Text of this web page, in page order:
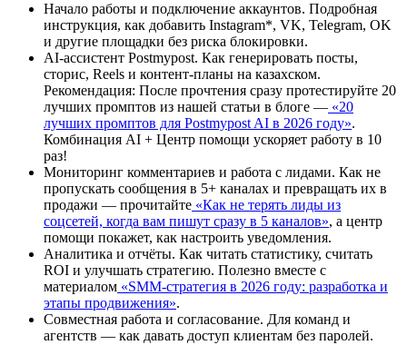
Начало работы и подключение аккаунтов. Подробная
инструкция, как добавить Instagram*, VK, Telegram, OK
и другие площадки без риска блокировки.
AI-ассистент Postmypost. Как генерировать посты,
сторис, Reels и контент-планы на казахском.
Рекомендация: После прочтения сразу протестируйте 20
лучших промптов из нашей статьи в блоге — «20
лучших промптов для Postmypost AI в 2026 году».
Комбинация AI + Центр помощи ускоряет работу в 10
раз!
Мониторинг комментариев и работа с лидами. Как не
пропускать сообщения в 5+ каналах и превращать их в
продажи — прочитайте «Как не терять лиды из
соцсетей, когда вам пишут сразу в 5 каналов», а центр
помощи покажет, как настроить уведомления.
Аналитика и отчёты. Как читать статистику, считать
ROI и улучшать стратегию. Полезно вместе с
материалом «SMM-стратегия в 2026 году: разработка и
этапы продвижения».
Совместная работа и согласование. Для команд и
агентств — как давать доступ клиентам без паролей.